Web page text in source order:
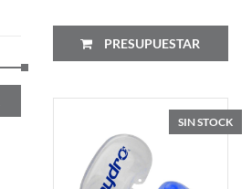
PRESUPUESTAR
SIN STOCK